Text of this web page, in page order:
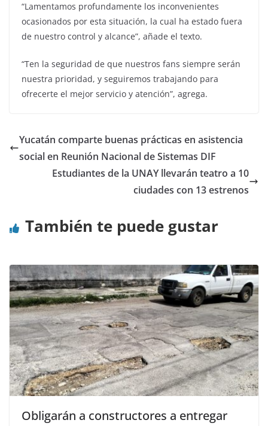
“Lamentamos profundamente los inconvenientes
ocasionados por esta situación, la cual ha estado fuera
de nuestro control y alcance”, añade el texto.
“Ten la seguridad de que nuestros fans siempre serán
nuestra prioridad, y seguiremos trabajando para
ofrecerte el mejor servicio y atención”, agrega.
Yucatán comparte buenas prácticas en asistencia
social en Reunión Nacional de Sistemas DIF
Estudiantes de la UNAY llevarán teatro a 10
ciudades con 13 estrenos
También te puede gustar
Obligarán a constructores a entregar